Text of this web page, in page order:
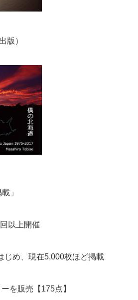
版）
」
以上開催
じめ、現在5,000枚ほど掲載
を販売【175点】